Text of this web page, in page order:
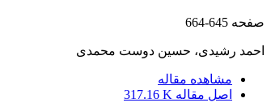
صفحه 645-664
احمد رشیدی، حسین دوست محمدی
مشاهده مقاله
اصل مقاله 317.16 K